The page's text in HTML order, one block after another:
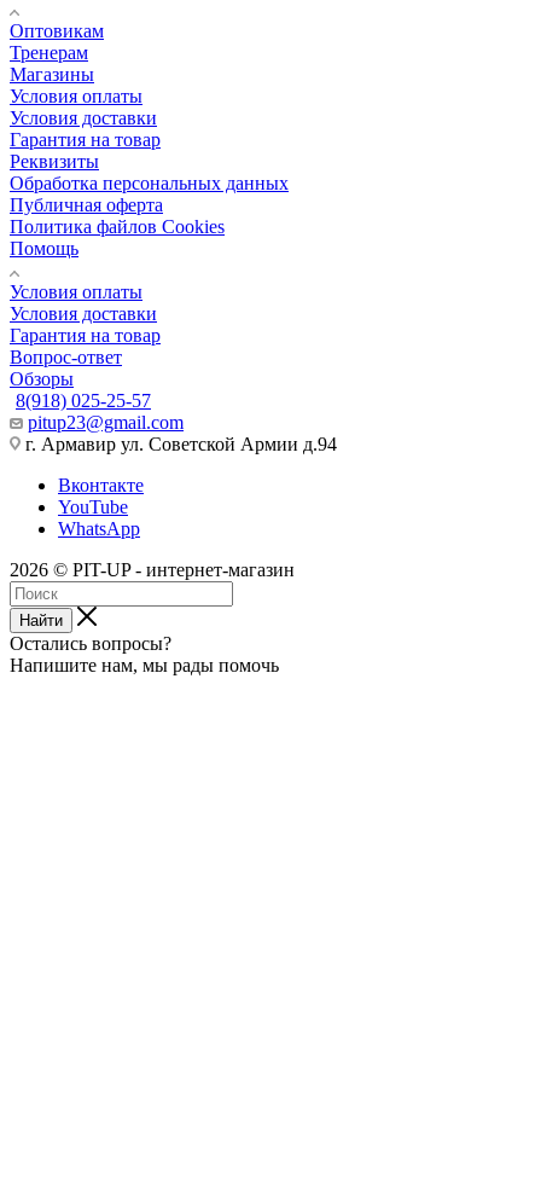
Оптовикам
Тренерам
Магазины
Условия оплаты
Условия доставки
Гарантия на товар
Реквизиты
Обработка персональных данных
Публичная оферта
Политика файлов Cookies
Помощь
Условия оплаты
Условия доставки
Гарантия на товар
Вопрос-ответ
Обзоры
8(918) 025-25-57
pitup23@gmail.com
г. Армавир ул. Советской Армии д.94
Вконтакте
YouTube
WhatsApp
2026 © PIT-UP - интернет-магазин
Найти
Остались вопросы?
Напишите нам, мы рады помочь